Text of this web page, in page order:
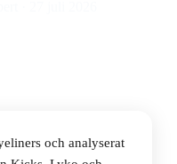
och analyserat